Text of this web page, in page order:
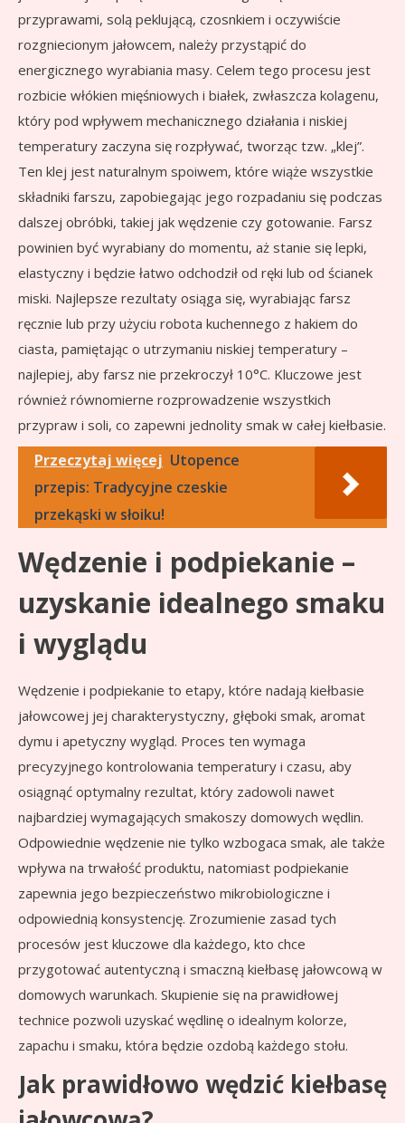
przyprawami, solą peklującą, czosnkiem i oczywiście
rozgniecionym jałowcem, należy przystąpić do
energicznego wyrabiania masy. Celem tego procesu jest
rozbicie włókien mięśniowych i białek, zwłaszcza kolagenu,
który pod wpływem mechanicznego działania i niskiej
temperatury zaczyna się rozpływać, tworząc tzw. „klej”.
Ten klej jest naturalnym spoiwem, które wiąże wszystkie
składniki farszu, zapobiegając jego rozpadaniu się podczas
dalszej obróbki, takiej jak wędzenie czy gotowanie. Farsz
powinien być wyrabiany do momentu, aż stanie się lepki,
elastyczny i będzie łatwo odchodził od ręki lub od ścianek
miski. Najlepsze rezultaty osiąga się, wyrabiając farsz
ręcznie lub przy użyciu robota kuchennego z hakiem do
ciasta, pamiętając o utrzymaniu niskiej temperatury –
najlepiej, aby farsz nie przekroczył 10°C. Kluczowe jest
również równomierne rozprowadzenie wszystkich
przypraw i soli, co zapewni jednolity smak w całej kiełbasie.
Przeczytaj więcej Utopence
przepis: Tradycyjne czeskie
przekąski w słoiku!
Wędzenie i podpiekanie –
uzyskanie idealnego smaku
i wyglądu
Wędzenie i podpiekanie to etapy, które nadają kiełbasie
jałowcowej jej charakterystyczny, głęboki smak, aromat
dymu i apetyczny wygląd. Proces ten wymaga
precyzyjnego kontrolowania temperatury i czasu, aby
osiągnąć optymalny rezultat, który zadowoli nawet
najbardziej wymagających smakoszy domowych wędlin.
Odpowiednie wędzenie nie tylko wzbogaca smak, ale także
wpływa na trwałość produktu, natomiast podpiekanie
zapewnia jego bezpieczeństwo mikrobiologiczne i
odpowiednią konsystencję. Zrozumienie zasad tych
procesów jest kluczowe dla każdego, kto chce
przygotować autentyczną i smaczną kiełbasę jałowcową w
domowych warunkach. Skupienie się na prawidłowej
technice pozwoli uzyskać wędlinę o idealnym kolorze,
zapachu i smaku, która będzie ozdobą każdego stołu.
Jak prawidłowo wędzić kiełbasę